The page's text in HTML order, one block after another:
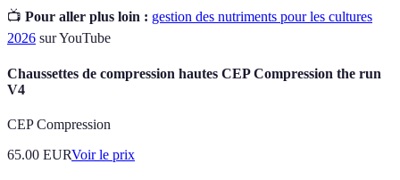
📺 Pour aller plus loin : gestion des nutriments pour les cultures
2026 sur YouTube
Chaussettes de compression hautes CEP Compression the run
V4
CEP Compression
65.00 EURVoir le prix